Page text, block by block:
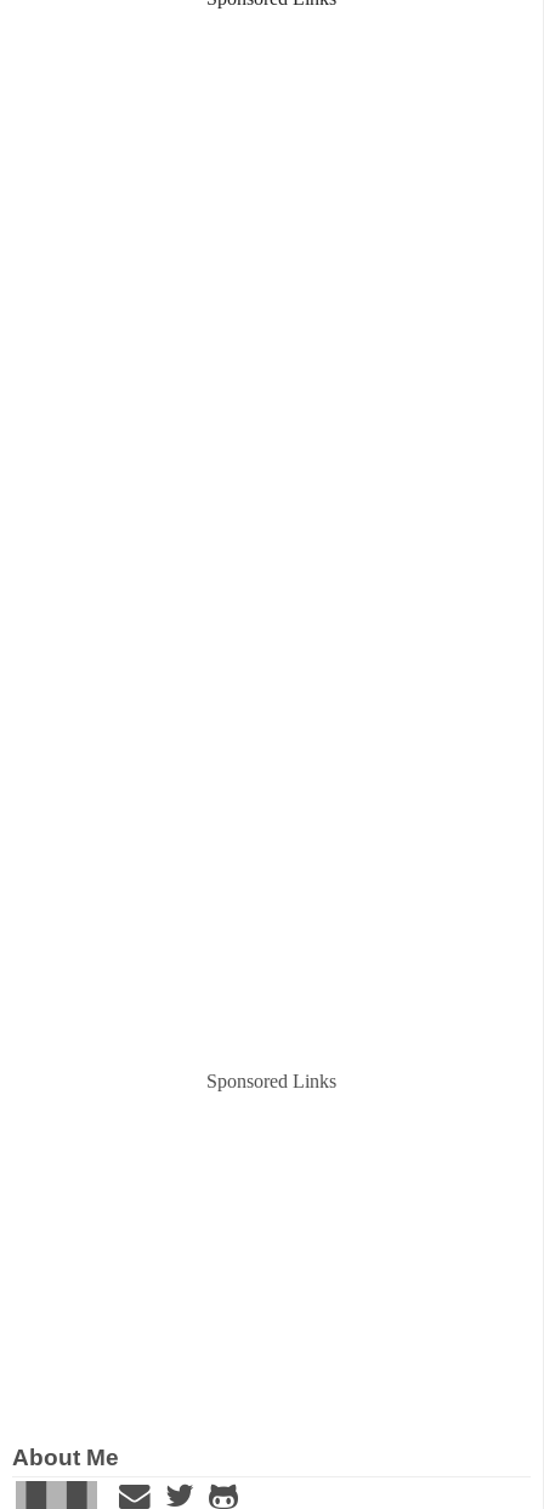
Sponsored Links
About Me